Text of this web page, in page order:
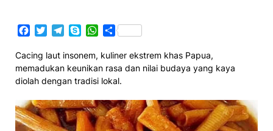
Facebook
TwitterTelegram
SkypeWhatsApp
Share
Cacing laut insonem, kuliner ekstrem khas Papua,
memadukan keunikan rasa dan nilai budaya yang kaya
diolah dengan tradisi lokal.